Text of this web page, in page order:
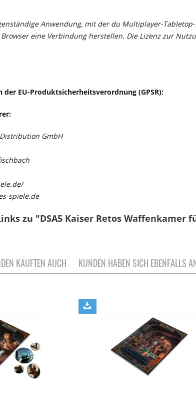
Anwendung, mit der du Multiplayer-
eine Verbindung herstellen. Die Lizenz zur
der EU-Produktsicherheitsverordnung (GPSR):
GmbH
spiele.de
zu "DSA5 Kaiser Retos Waffenkamer
KAUFTEN AUCH KUNDEN HABEN SICH EBENFALLS